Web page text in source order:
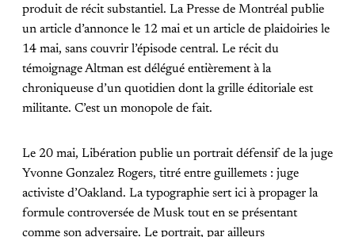
produit de récit substantiel. La Presse de Montréal publie
un article d’annonce le 12 mai et un article de plaidoiries le
14 mai, sans couvrir l’épisode central. Le récit du
témoignage Altman est délégué entièrement à la
chroniqueuse d’un quotidien dont la grille éditoriale est
militante. C’est un monopole de fait.
Le 20 mai, Libération publie un portrait défensif de la juge
Yvonne Gonzalez Rogers, titré entre guillemets : juge
activiste d’Oakland. La typographie sert ici à propager la
formule controversée de Musk tout en se présentant
comme son adversaire. Le portrait, par ailleurs